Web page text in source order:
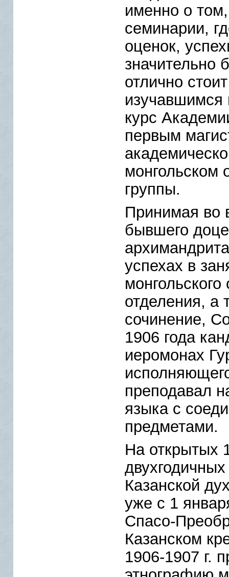
именно о
семинарии,
оценок,
значительно
отлично
изучавшимся
курс
первым
монгольском
группы.
Принимая во
бывшего
успехах в
отделения, а
сочинение,
1906 года
иеромонах
преподавал
языка с
предметами.
На открытых
Казанской
уже с 1
Спасо-
Казанском
1906-1907 г.